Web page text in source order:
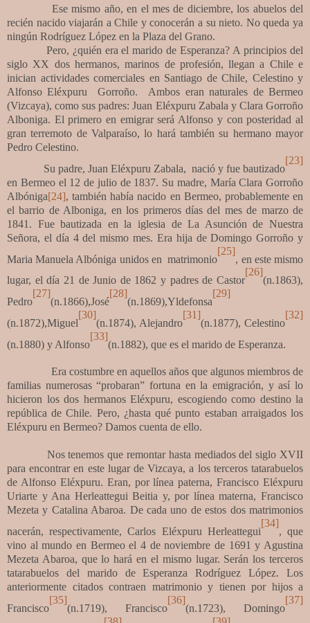
Ese mismo año, en el mes de diciembre, los abuelos del
recién nacido viajarán a Chile y conocerán a su nieto. No queda ya
ningún Rodríguez López en la Plaza del Grano.
Pero, ¿quién era el marido de Esperanza? A principios del
siglo XX dos hermanos, marinos de profesión, llegan a Chile e
inician actividades comerciales en Santiago de Chile, Celestino y
Alfonso Eléxpuru Gorroño. Ambos eran naturales de Bermeo
(Vizcaya), como sus padres: Juan Eléxpuru Zabala y Clara Gorroño
Alboniga. El primero en emigrar será Alfonso y con posteridad al
gran terremoto de Valparaíso, lo hará también su hermano mayor
Pedro Celestino.
Su padre, Juan Eléxpuru Zabala, nació y fue bautizado
[23]
en Bermeo el 12 de julio de 1837. Su madre, MaríaClara Gorroño
Albóniga[24], también había nacido en Bermeo, probablemente en
el barrio de Alboniga, en los primeros días del mes de marzo de
1841. Fue bautizada en la iglesia de La Asunción de Nuestra
Señora, el día 4 del mismo mes. Era hija de Domingo Gorroño y
Maria Manuela Albóniga unidos en matrimonio
[25]
, en este mismo
lugar, el día 21 de Junio de 1862 y padres de Castor
[26]
(n.1863),
Pedro
[27]
(n.1866),José
[28]
(n.1869),Yldefonsa
[29]
(n.1872),Miguel
[30]
(n.1874), Alejandro
[31]
(n.1877), Celestino
[32]
(n.1880) y Alfonso
[33]
(n.1882), que es el marido de Esperanza.
Era costumbre en aquellos años que algunos miembros de
familias numerosas “probaran” fortuna en la emigración, y así lo
hicieron los dos hermanos Eléxpuru, escogiendo como destino la
república de Chile. Pero, ¿hasta qué punto estaban arraigados los
Eléxpuru en Bermeo? Damos cuenta de ello.
Nos tenemos que remontar hasta mediados del siglo XVII
para encontrar en este lugar de Vizcaya, a los terceros tatarabuelos
de Alfonso Eléxpuru. Eran, por línea paterna, Francisco Eléxpuru
Uriarte y Ana Herleattegui Beitia y, por línea materna, Francisco
Mezeta y Catalina Abaroa. De cada uno de estos dos matrimonios
nacerán, respectivamente, Carlos Eléxpuru Herleattegui
[34]
, que
vino al mundo en Bermeo el 4 de noviembre de 1691 y Agustina
Mezeta Abaroa, que lo hará en el mismo lugar. Serán los terceros
tatarabuelos del marido de Esperanza Rodríguez López. Los
anteriormente citados contraen matrimonio y tienen por hijos a
Francisco
[35]
(n.1719), Francisco
[36]
(n.1723), Domingo
[37]